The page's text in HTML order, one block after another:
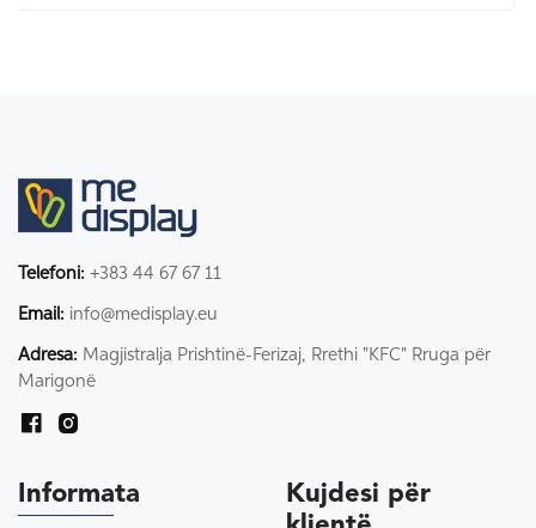
Telefoni: +383 44 67 67 11
Email: info@medisplay.eu
Adresa: Magjistralja Prishtinë-Ferizaj, Rrethi "KFC" Rruga për
Marigonë
Informata
Kujdesi për